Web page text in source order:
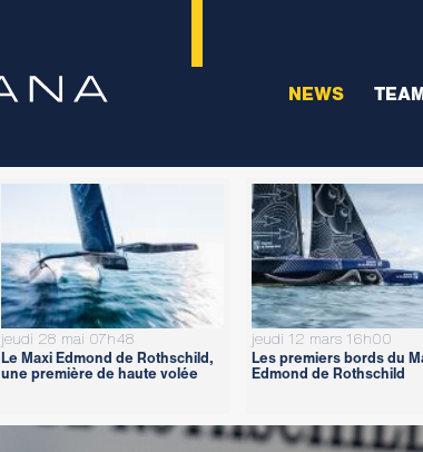
NEWS
jeudi 28 mai 07h48
Le Maxi Edmond de Rothschild,
une première de haute volée
jeudi 12 mars 16h00
Les premiers bords du
Edmond de Rothschild